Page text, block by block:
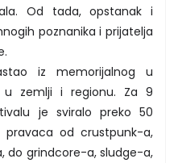
Od tada, opstanak i
poznanika i prijatelja
iz memorijalnog u
u zemlji i regionu. Za 9
je sviralo preko 50
pravaca od crustpunk-a,
do grindcore-a, sludge-a,